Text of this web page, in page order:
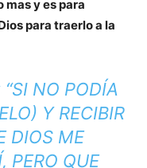
mas y es para
para traerlo a la
NO PODÍA
Y RECIBIR
DIOS ME
PERO QUE